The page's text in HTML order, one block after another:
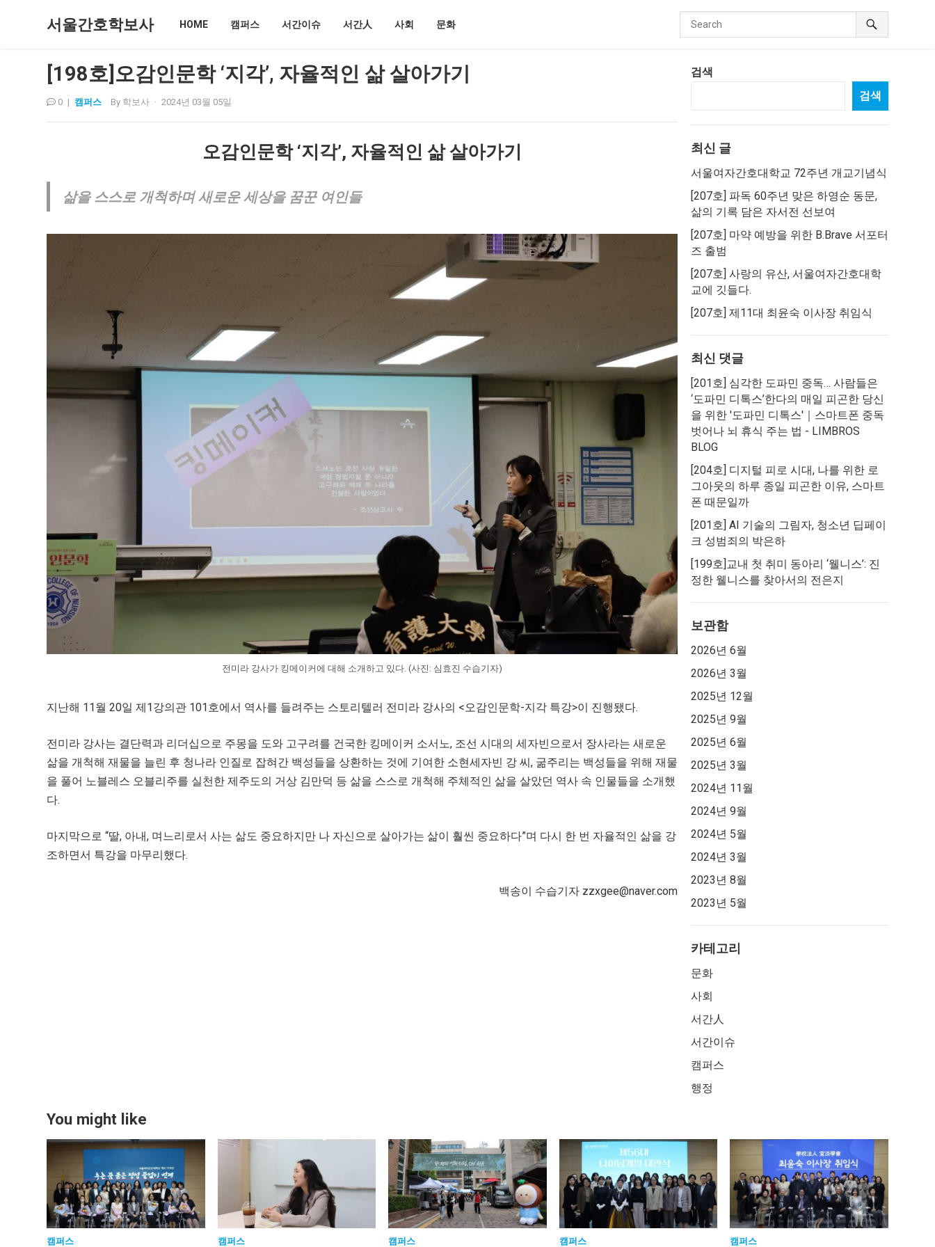
서울간호학보사 HOME 캠퍼스 서간이슈 서간人 사회 문화
[198호]오감인문학 ‘지각’, 자율적인 삶 살아가기
0 | 캠퍼스 By 학보사 · 2024년 03월 05일
오감인문학 ‘지각’, 자율적인 삶 살아가기
삶을 스스로 개척하며 새로운 세상을 꿈꾼 여인들
전미라 강사가 킹메이커에 대해 소개하고 있다. (사진: 심효진 수습기자)
지난해 11월 20일 제1강의관 101호에서 역사를 들려주는 스토리텔러 전미라 강사의 <오감인문학-지각 특강>이 진행됐다.
전미라 강사는 결단력과 리더십으로 주몽을 도와 고구려를 건국한 킹메이커 소서노, 조선 시대의 세자빈으로서 장사라는 새로운
삶을 개척해 재물을 늘린 후 청나라 인질로 잡혀간 백성들을 상환하는 것에 기여한 소현세자빈 강 씨, 굶주리는 백성들을 위해 재물
을 풀어 노블레스 오블리주를 실천한 제주도의 거상 김만덕 등 삶을 스스로 개척해 주체적인 삶을 살았던 역사 속 인물들을 소개했
다.
마지막으로 “딸, 아내, 며느리로서 사는 삶도 중요하지만 나 자신으로 살아가는 삶이 훨씬 중요하다”며 다시 한 번 자율적인 삶을 강
조하면서 특강을 마무리했다.
백송이 수습기자 zzxgee@naver.com
검색
검색
최신 글
서울여자간호대학교 72주년 개교기념식
[207호] 파독 60주년 맞은 하영순 동문,
삶의 기록 담은 자서전 선보여
[207호] 마약 예방을 위한 B.Brave 서포터
즈 출범
[207호] 사랑의 유산, 서울여자간호대학
교에 깃들다.
[207호] 제11대 최윤숙 이사장 취임식
최신 댓글
[201호] 심각한 도파민 중독… 사람들은
‘도파민 디톡스’한다의 매일 피곤한 당신
을 위한 '도파민 디톡스'｜스마트폰 중독
벗어나 뇌 휴식 주는 법 - LIMBROS
BLOG
[204호] 디지털 피로 시대, 나를 위한 로
그아웃의 하루 종일 피곤한 이유, 스마트
폰 때문일까
[201호] AI 기술의 그림자, 청소년 딥페이
크 성범죄의 박은하
[199호]교내 첫 취미 동아리 ‘웰니스’: 진
정한 웰니스를 찾아서의 전은지
보관함
2026년 6월
2026년 3월
2025년 12월
2025년 9월
2025년 6월
2025년 3월
2024년 11월
2024년 9월
2024년 5월
2024년 3월
2023년 8월
2023년 5월
카테고리
문화
사회
서간人
서간이슈
캠퍼스
행정
You might like
캠퍼스 캠퍼스 캠퍼스 캠퍼스 캠퍼스